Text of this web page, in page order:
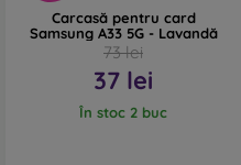
Carcasă pentru card
Samsung A33 5G - Lavandă
73 lei
37 lei
În stoc 2 buc